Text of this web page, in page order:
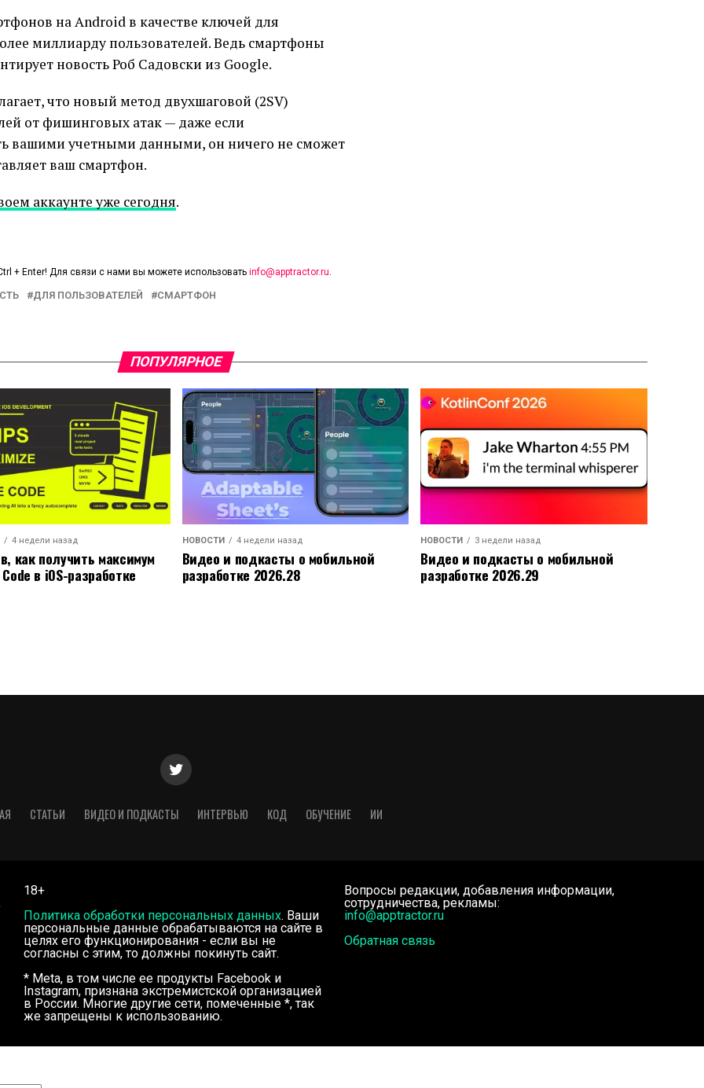
на Android в качестве ключей для
миллиарду пользователей. Ведь смартфоны
новость Роб Садовски из Google.
что новый метод двухшаговой (2SV)
от фишинговых атак — даже если
вашими учетными данными, он ничего не сможет
ваш смартфон.
аккаунте уже сегодня.
+ Enter! Для связи с нами вы можете использовать info@apptractor.ru.
ДЛЯ ПОЛЬЗОВАТЕЛЕЙ СМАРТФОН
ПОПУЛЯРНОЕ
4 недели назад
как получить максимум
в iOS-разработке
НОВОСТИ 4 недели назад
Видео и подкасты о мобильной
разработке 2026.28
НОВОСТИ 3 недели назад
Видео и подкасты о мобильной
разработке 2026.29
СТАТЬИ ВИДЕО И ПОДКАСТЫ ИНТЕРВЬЮ КОД ОБУЧЕНИЕ ИИ
18+
Политика обработки персональных данных. Ваши
персональные данные обрабатываются на сайте в
целях его функционирования - если вы не
согласны с этим, то должны покинуть сайт.
* Meta, в том числе ее продукты Facebook и
Instagram, признана экстремистской организацией
в России. Многие другие сети, помеченные *, так
же запрещены к использованию.
Вопросы редакции, добавления информации,
сотрудничества, рекламы:
info@apptractor.ru
Обратная связь